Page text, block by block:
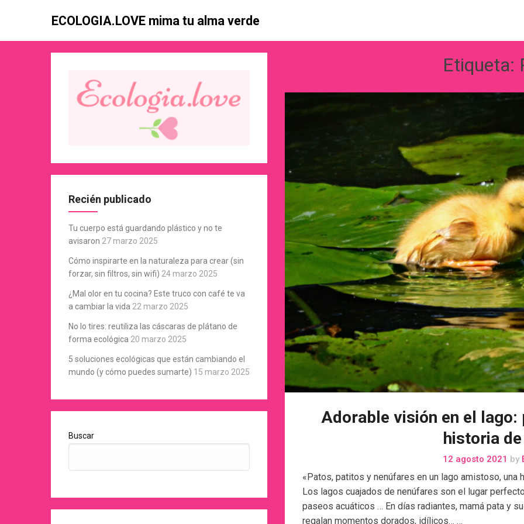
ECOLOGIA.LOVE mima tu alma verde
Etiqueta:
Adorable visión en el
historia
12 agosto 2021 by
«Patos, patitos y nenúfares en un lago amistoso,
Los lagos cuajados de nenúfares son el lugar
paseos acuáticos … En días radiantes, mamá pata y
regalan momentos dorados, idílicos… …
Recién publicado
Tu cuerpo está guardando plástico y no te
avisaron 27 marzo 2025
Cómo inspirarte en la naturaleza para crear (sin
forzar, sin filtros, sin wifi) 24 marzo 2025
¿Mal olor en tu cocina? Este truco con café te va
a cambiar la vida 22 marzo 2025
No lo tires: reutiliza las cáscaras de plátano de
forma ecológica 20 marzo 2025
5 soluciones ecológicas que están cambiando el
mundo (y cómo puedes sumarte) 15 marzo 2025
Buscar